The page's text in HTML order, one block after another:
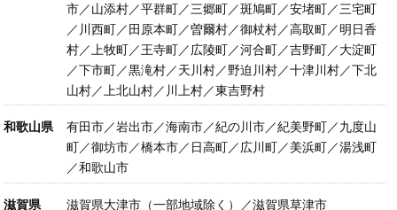
市／山添村／平群町／三郷町／斑鳩町／安堵町／三宅町
／川西町／田原本町／曽爾村／御杖村／高取町／明日香
村／上牧町／王寺町／広陵町／河合町／吉野町／大淀町
／下市町／黒滝村／天川村／野迫川村／十津川村／下北
山村／上北山村／川上村／東吉野村
和歌山県
有田市／岩出市／海南市／紀の川市／紀美野町／九度山
町／御坊市／橋本市／日高町／広川町／美浜町／湯浅町
／和歌山市
滋賀県 滋賀県大津市（一部地域除く）／滋賀県草津市